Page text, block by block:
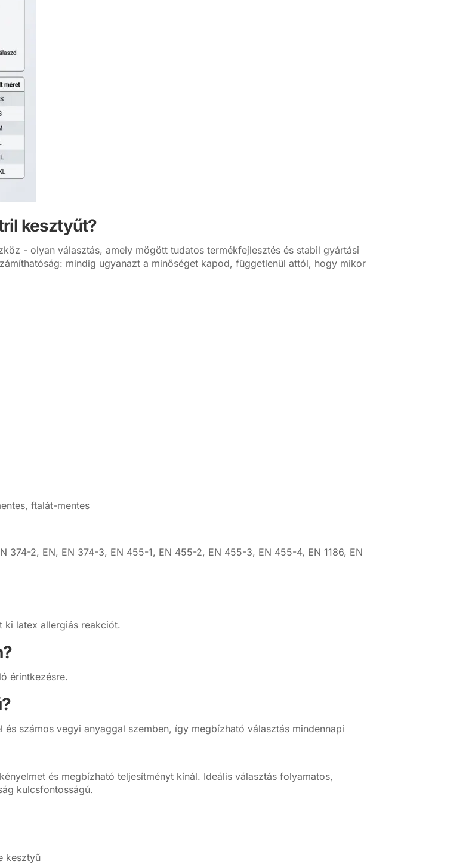
kesztyűt?
- olyan választás, amely mögött tudatos termékfejlesztés és stabil gyártási
mindig ugyanazt a minőséget kapod, függetlenül attól, hogy mikor
ftalát-mentes
374-2, EN, EN 374-3, EN 455-1, EN 455-2, EN 455-3, EN 455-4, EN 1186, EN
ki latex allergiás reakciót.
érintkezésre.
és számos vegyi anyaggal szemben, így megbízható választás mindennapi
és megbízható teljesítményt kínál. Ideális választás folyamatos,
kulcsfontosságú.
kesztyű